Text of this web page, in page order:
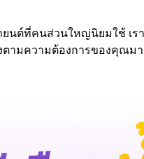
นต์ที่คนส่วนใหญ่นิยมใช้ เร
มความต้องการของคุณมา